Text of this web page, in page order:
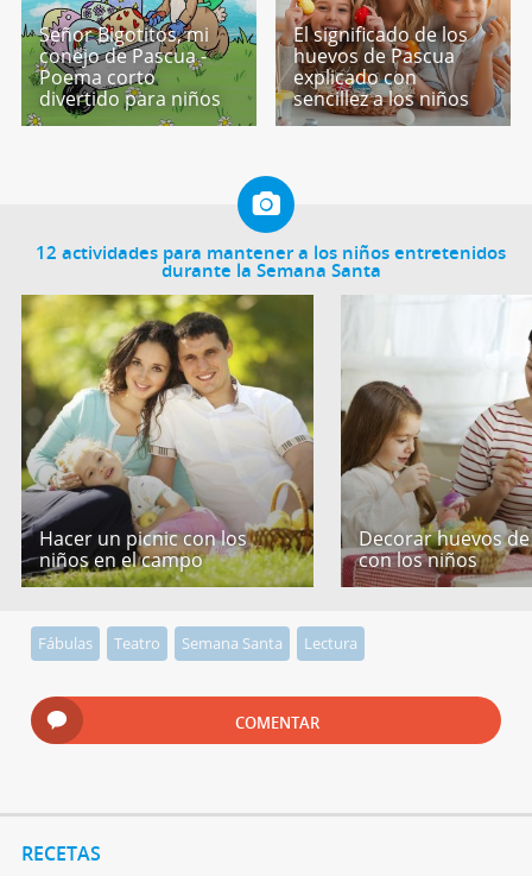
Señor Bigotitos, mi
conejo de Pascua -
Poema corto
divertido para niños
El significado de los
huevos de Pascua
explicado con
sencillez a los niños
12 actividades para mantener a los niños entretenidos
durante la Semana Santa
Hacer un picnic con los
niños en el campo
Decorar huevos
con los niños
Fábulas Teatro Semana Santa Lectura
COMENTAR
RECETAS